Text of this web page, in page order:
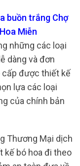
buồn trắng Chợ
Miễn
những các loại
dàng và đơn
cấp được thiết kế
lựa các loại
của chính bản
Thương Mại dịch
kế bó hoa đi theo